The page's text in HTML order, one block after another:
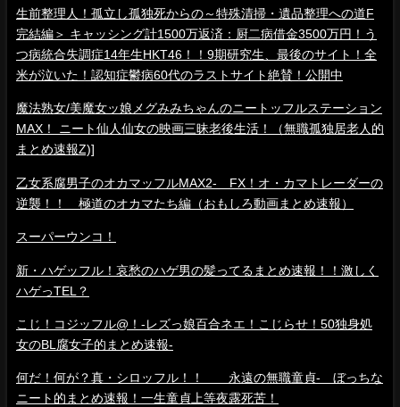
生前整理人！孤立し孤独死からの～特殊清掃・遺品整理への道F
完結編＞ キャッシング計1500万返済：厨二病借金3500万円！う
つ病統合失調症14年生HKT46！！9期研究生、最後のサイト！全
米が泣いた！認知症鬱病60代のラストサイト絶賛！公開中
魔法熟女/美魔女ッ娘メグみみちゃんのニートッフルステーション
MAX！ ニート仙人仙女の映画三昧老後生活！（無職孤独居老人的
まとめ速報Z)]
乙女系腐男子のオカマッフルMAX2- FX！オ・カマトレーダーの
逆襲！！ 極道のオカマたち編（おもしろ動画まとめ速報）
スーパーウンコ！
新・ハゲッフル！哀愁のハゲ男の髪ってるまとめ速報！！激しく
ハゲっTEL？
こじ！コジッフル@！-レズっ娘百合ネエ！こじらせ！50独身処
女のBL腐女子的まとめ速報-
何だ！何が？真・シロッフル！！ 永遠の無職童貞- ぼっちな
ニート的まとめ速報！一生童貞上等夜露死苦！